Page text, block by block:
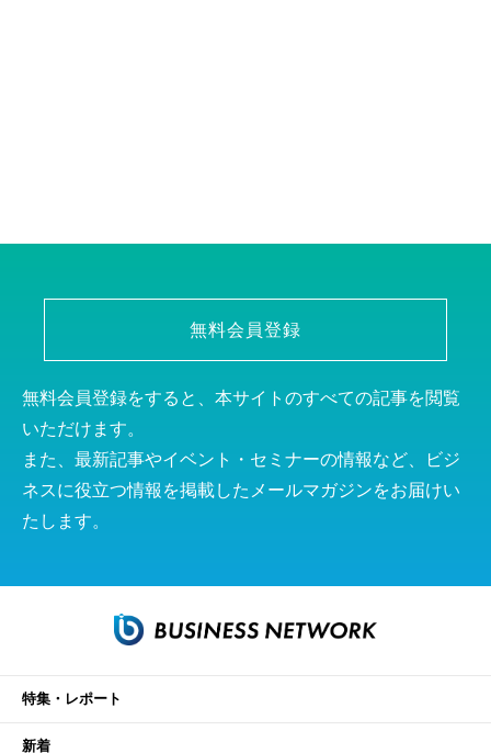
無料会員登録
無料会員登録をすると、本サイトのすべての記事を閲覧
いただけます。
また、最新記事やイベント・セミナーの情報など、ビジ
ネスに役立つ情報を掲載したメールマガジンをお届けい
たします。
特集・レポート
新着